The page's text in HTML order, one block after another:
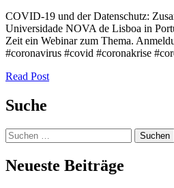
COVID-19 und der Datenschutz:
Universidade NOVA de Lisboa in
Zeit ein Webinar zum Thema.
#coronavirus #covid #coronakrise
Read Post
Suche
Suchen
nach:
Neueste Beiträge